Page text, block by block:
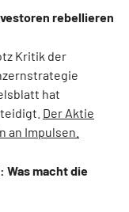
rebellieren
Kritik der
hat
Der Aktie
an Impulsen.
Was macht die